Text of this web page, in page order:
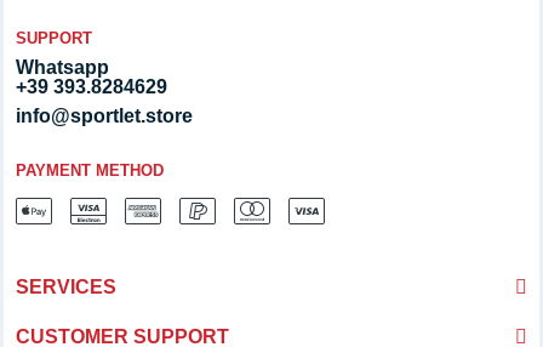
SUPPORT
Whatsapp
+39 393.8284629
info@sportlet.store
PAYMENT METHOD
SERVICES
CUSTOMER SUPPORT